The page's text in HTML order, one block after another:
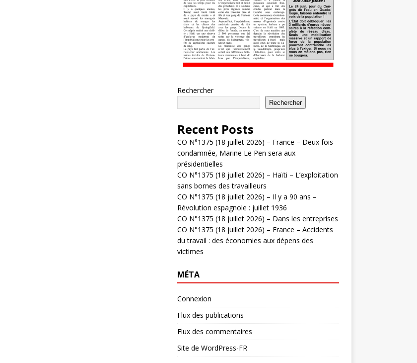
Rechercher
Rechercher
Recent Posts
CO N°1375 (18 juillet 2026) – France – Deux fois
condamnée, Marine Le Pen sera aux
présidentielles
CO N°1375 (18 juillet 2026) – Haïti – L’exploitation
sans bornes des travailleurs
CO N°1375 (18 juillet 2026) – Il y a 90 ans –
Révolution espagnole : juillet 1936
CO N°1375 (18 juillet 2026) – Dans les entreprises
CO N°1375 (18 juillet 2026) – France – Accidents
du travail : des économies aux dépens des
victimes
MÉTA
Connexion
Flux des publications
Flux des commentaires
Site de WordPress-FR